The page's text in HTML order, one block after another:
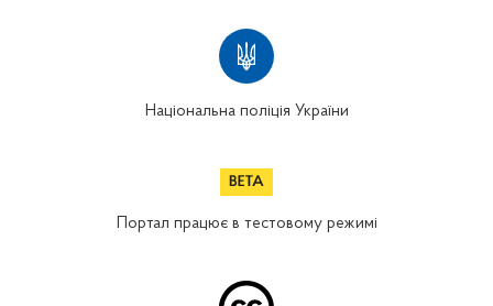
Національна поліція України
Портал працює в тестовому режимі